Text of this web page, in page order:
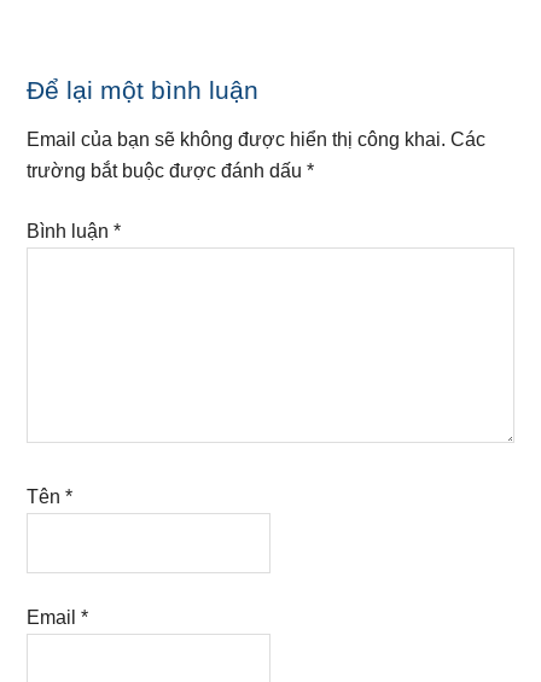
Reader
Interactions
Để lại một bình luận
Email của bạn sẽ không được hiển thị công khai. Các
trường bắt buộc được đánh dấu*
Bình luận*
Tên*
Email*